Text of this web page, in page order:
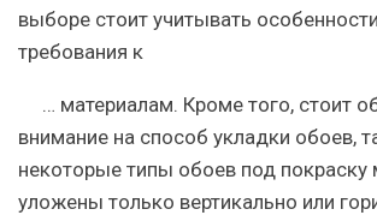
выборе стоит учитывать
требования к
… материалам. Кроме того, стоит
внимание на способ укладки обоев,
некоторые типы обоев под покраску
уложены только вертикально или